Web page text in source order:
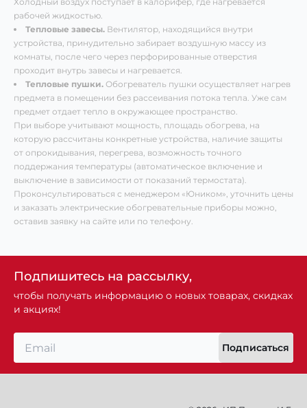
рабочей жидкостью.
Тепловые завесы. Вентилятор, находящийся внутри
устройства, принудительно забирает воздушную массу из
комнаты, после чего через перфорированные отверстия
проходит внутрь завесы и нагревается.
Тепловые пушки. Обогреватель пушки осуществляет нагрев
предмета в помещении без рассеивания потока тепла. Уже сам
предмет отдает тепло в окружающее пространство.
При выборе учитывают мощность, площадь обогрева, на
которую рассчитаны конкретные устройства, наличие защиты
от опрокидывания, перегрева, возможность точного
поддержания температуры (автоматическое включение и
выключение в зависимости от показаний термостата).
Проконсультироваться с менеджером «Юником», уточнить цены
и заказать электрические обогревательные приборы можно,
оставив заявку на сайте или по телефону.
Подпишитесь на рассылку,
чтобы получать информацию о новых товарах, скидках
и акциях!
Подписаться